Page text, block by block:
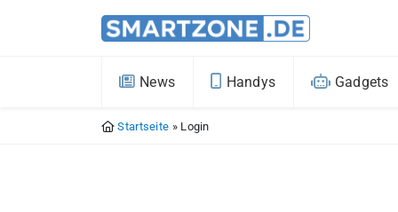
News Handys Gadgets
Startseite » Login